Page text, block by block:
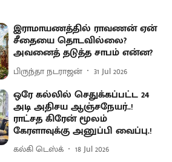
இராமாயணத்தில் ராவணன் ஏன்
சீதையை தொடவில்லை?
அவனைத் தடுத்த சாபம் என்ன?
பிருந்தா நடராஜன் 31 Jul 2026
ஒரே கல்லில் செதுக்கப்பட்ட 24
அடி அதிசய ஆஞ்சநேயர்..!
ராட்சத கிரேன் மூலம்
கேரளாவுக்கு அனுப்பி வைப்பு.!
கல்கி டெஸ்க் 18 Jul 2026